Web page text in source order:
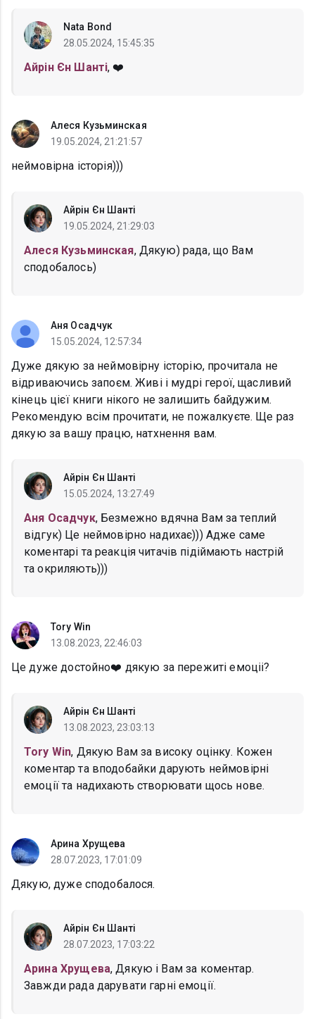
Nata Bond
28.05.2024, 15:45:35
Айрін Єн Шанті, ❤️
Алеся Кузьминская
19.05.2024, 21:21:57
неймовірна історія)))
Айрін Єн Шанті
19.05.2024, 21:29:03
Алеся Кузьминская, Дякую) рада, що Вам
сподобалось)
Аня Осадчук
15.05.2024, 12:57:34
Дуже дякую за неймовірну історію, прочитала не
відриваючись запоєм. Живі і мудрі герої, щасливий
кінець цієї книги нікого не залишить байдужим.
Рекомендую всім прочитати, не пожалкуєте. Ще раз
дякую за вашу працю, натхнення вам.
Айрін Єн Шанті
15.05.2024, 13:27:49
Аня Осадчук, Безмежно вдячна Вам за теплий
відгук) Це неймовірно надихає))) Адже саме
коментарі та реакція читачів підіймають настрій
та окриляють)))
Tory Win
13.08.2023, 22:46:03
Це дуже достойно❤️ дякую за пережиті емоціі?
Айрін Єн Шанті
13.08.2023, 23:03:13
Tory Win, Дякую Вам за високу оцінку. Кожен
коментар та вподобайки дарують неймовірні
емоції та надихають створювати щось нове.
Арина Хрущева
28.07.2023, 17:01:09
Дякую, дуже сподобалося.
Айрін Єн Шанті
28.07.2023, 17:03:22
Арина Хрущева, Дякую і Вам за коментар.
Завжди рада дарувати гарні емоції.